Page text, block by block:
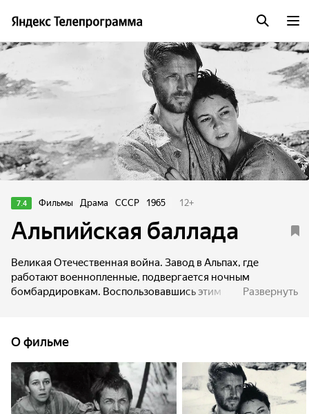
7.4 Фильмы Драма СССР 1965 12+
Альпийская баллада
Великая Отечественная война. Завод в Альпах, где
работают военнопленные, подвергается ночным
бомбардировкам. Воспользовавшись этим
уйти в горы. В горах Иван встречает итальянскую девушку
Джулию, также бежавшую из плена.
Развернуть
О фильме